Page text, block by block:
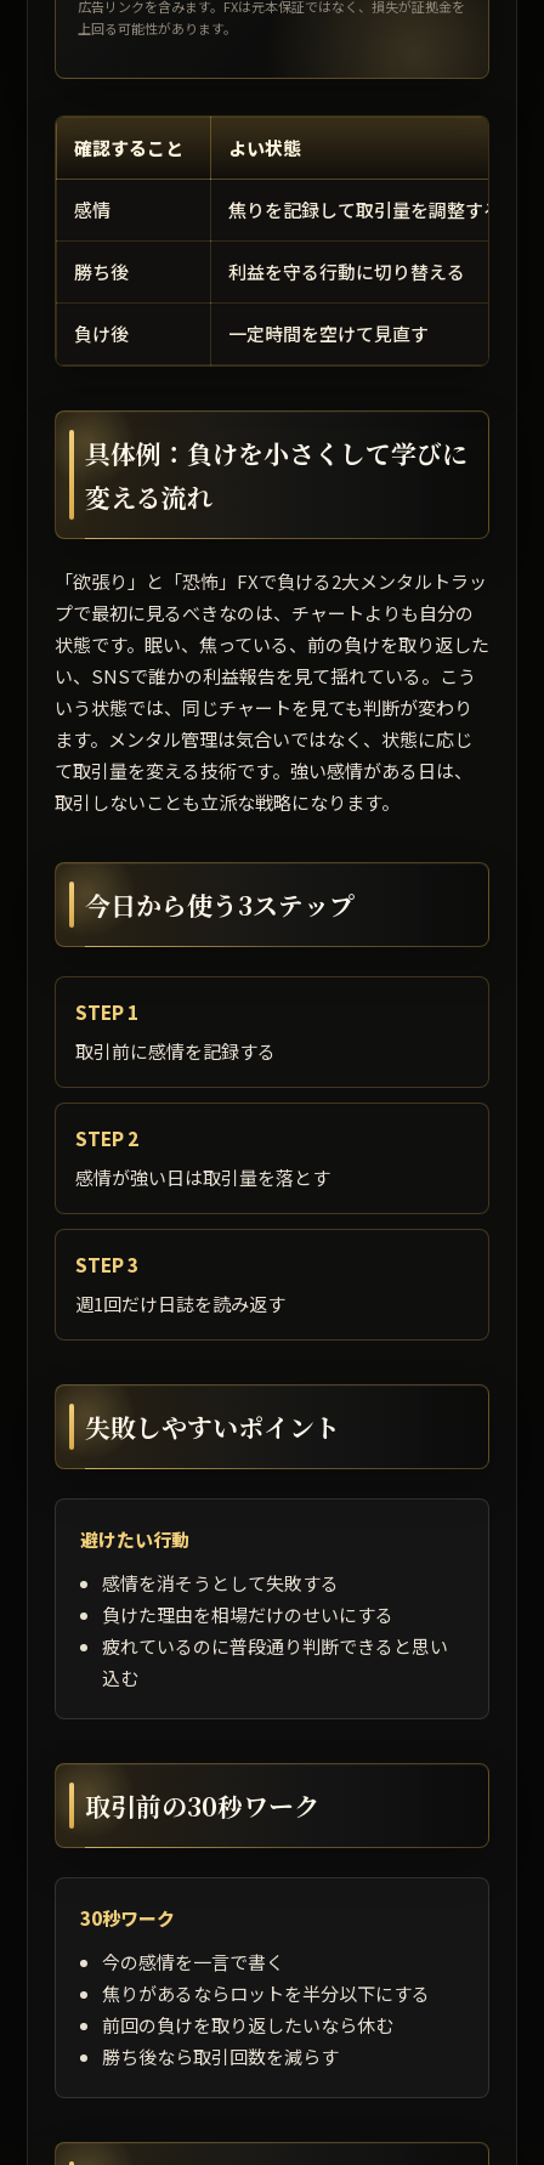
広告リンクを含みます。FXは元本保証ではなく、損失が証拠金を
上回る可能性があります。
確認すること よい状態
感情 焦りを記録して取引量を調整する
勝ち後 利益を守る行動に切り替える
負け後 一定時間を空けて見直す
具体例：負けを小さくして学びに
変える流れ
「欲張り」と「恐怖」FXで負ける2大メンタルトラッ
プで最初に見るべきなのは、チャートよりも自分の
状態です。眠い、焦っている、前の負けを取り返した
い、SNSで誰かの利益報告を見て揺れている。こう
いう状態では、同じチャートを見ても判断が変わり
ます。メンタル管理は気合いではなく、状態に応じ
て取引量を変える技術です。強い感情がある日は、
取引しないことも立派な戦略になります。
今日から使う3ステップ
STEP 1
取引前に感情を記録する
STEP 2
感情が強い日は取引量を落とす
STEP 3
週1回だけ日誌を読み返す
失敗しやすいポイント
避けたい行動
感情を消そうとして失敗する
負けた理由を相場だけのせいにする
疲れているのに普段通り判断できると思い
込む
取引前の30秒ワーク
30秒ワーク
今の感情を一言で書く
焦りがあるならロットを半分以下にする
前回の負けを取り返したいなら休む
勝ち後なら取引回数を減らす